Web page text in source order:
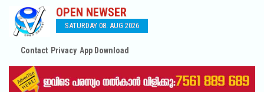
OPEN NEWSER
SATURDAY 08. AUG 2026
Contact Privacy App Download